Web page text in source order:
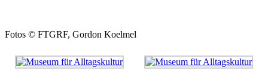
Fotos © FTGRF, Gordon Koelmel